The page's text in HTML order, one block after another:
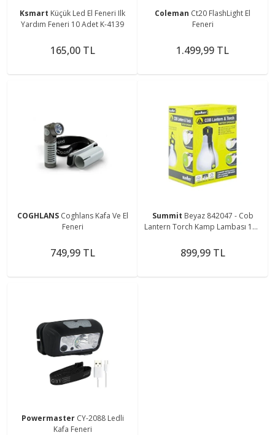
Ksmart Küçük Led El Feneri Ilk
Yardım Feneri 10 Adet K-4139
165,00 TL
Coleman Ct20 FlashLight El
Feneri
1.499,99 TL
COGHLANS Coghlans Kafa Ve El
Feneri
749,99 TL
Summit Beyaz 842047 - Cob
Lantern Torch Kamp Lambası 150
899,99 TL
Powermaster CY-2088 Ledli
Kafa Feneri